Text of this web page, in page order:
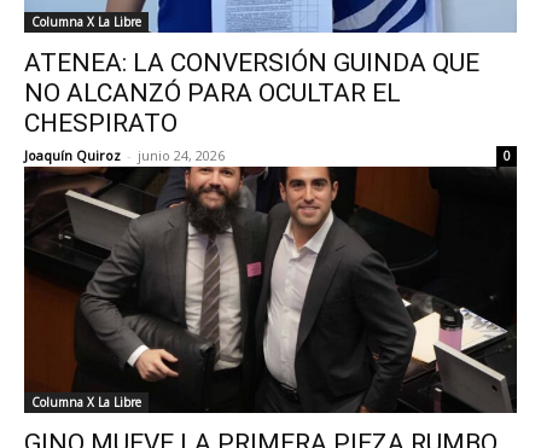
Columna X La Libre
ATENEA: LA CONVERSIÓN GUINDA QUE
NO ALCANZÓ PARA OCULTAR EL
CHESPIRATO
Joaquín Quiroz - junio 24, 2026 0
Columna X La Libre